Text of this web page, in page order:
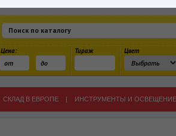
Цена: Тираж Цвет
СКЛАД В ЕВРОПЕ | ИНСТРУМЕНТЫ И ОСВЕЩЕНИЕ